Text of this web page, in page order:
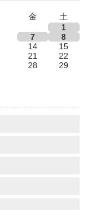
金
土
1
7
8
14
15
21
22
28
29